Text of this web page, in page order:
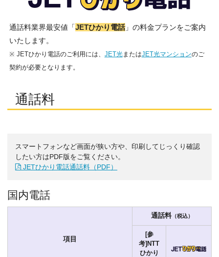
通話料業界最安値「JETひかり電話」の料金プランをご案内
いたします。
※ JETひかり電話のご利用には、 JET光またはJET光マンションのご
契約が必要となります。
通話料
スマートフォンなど画面が狭い方や、印刷してじっくり確認
したい方はPDF版をご覧ください。
JETひかり電話通話料（PDF）
国内電話
項目
通話料（税込）
[参
考]NTT
ひかり